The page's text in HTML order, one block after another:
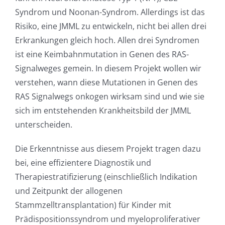
Syndrom und Noonan-Syndrom. Allerdings ist das
Risiko, eine JMML zu entwickeln, nicht bei allen drei
Erkrankungen gleich hoch. Allen drei Syndromen
ist eine Keimbahnmutation in Genen des RAS-
Signalweges gemein. In diesem Projekt wollen wir
verstehen, wann diese Mutationen in Genen des
RAS Signalwegs onkogen wirksam sind und wie sie
sich im entstehenden Krankheitsbild der JMML
unterscheiden.
Die Erkenntnisse aus diesem Projekt tragen dazu
bei, eine effizientere Diagnostik und
Therapiestratifizierung (einschließlich Indikation
und Zeitpunkt der allogenen
Stammzelltransplantation) für Kinder mit
Prädispositionssyndrom und myeloproliferativer